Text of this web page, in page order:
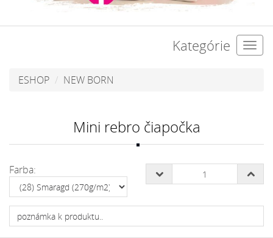
Kategórie
ESHOP NEW BORN
Mini rebro čiapočka
Farba: